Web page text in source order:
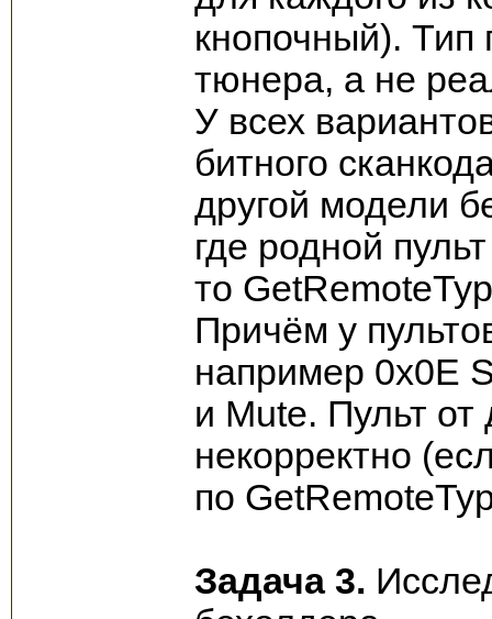
кнопочный). Тип
тюнера, а не
У всех
битного
другой модели
где родной
то
Причём у
например 0x0E
и Mute. Пульт от
некорректно
по
Задача 3.